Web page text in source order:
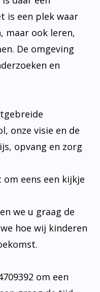
is een plek waar
maar ook leren,
De omgeving
en
onze visie en de
opvang en zorg
eens een kijkje
we u graag de
hoe wij kinderen
om een